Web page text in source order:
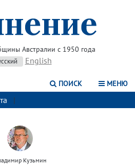
Австралии с 1950 года
English
ПОИСК МЕНЮ
|
Кузьмин